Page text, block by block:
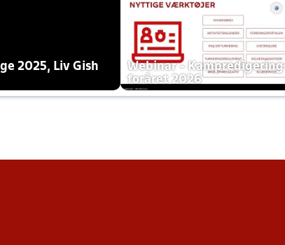
2025, Liv Gish
Webinar -
foråret 2026